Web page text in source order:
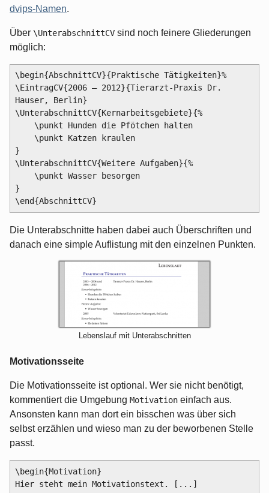
dvips-Namen.
Über \UnterabschnittCV sind noch feinere Gliederungen
möglich:
\begin{AbschnittCV}{Praktische Tätigkeiten}%
\EintragCV{2006 – 2012}{Tierarzt-Praxis Dr.
Hauser, Berlin}
\UnterabschnittCV{Kernarbeitsgebiete}{%
}
\UnterabschnittCV{Weitere Aufgaben}{%
}
Die Unterabschnitte haben dabei auch Überschriften und
danach eine simple Auflistung mit den einzelnen Punkten.
Lebenslauf mit Unterabschnitten
Motivationsseite
Die Motivationsseite ist optional. Wer sie nicht benötigt,
kommentiert die Umgebung Motivation einfach aus.
Ansonsten kann man dort ein bisschen was über sich
selbst erzählen und wieso man zu der beworbenen Stelle
passt.
\begin{Motivation}
Hier steht mein Motivationstext. [...]